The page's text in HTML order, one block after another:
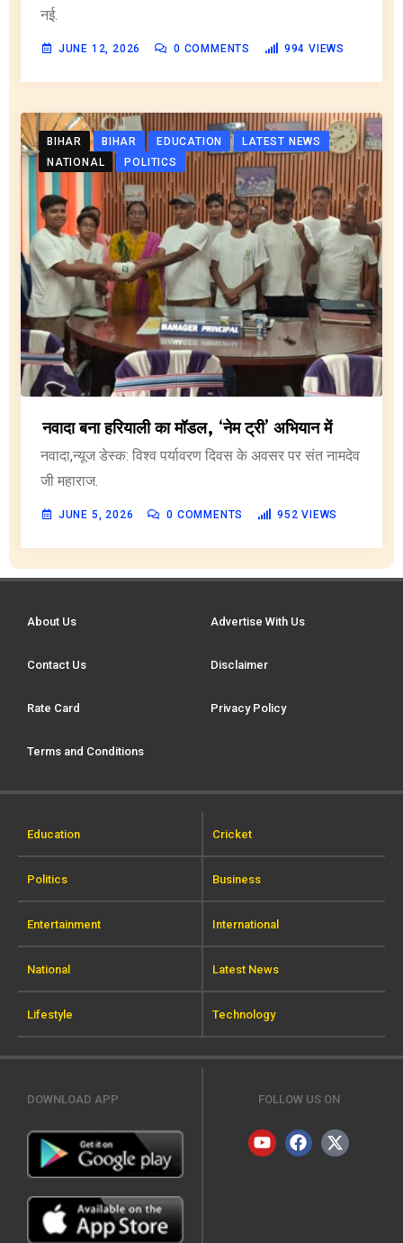
नई.
JUNE 12, 2026 0 COMMENTS 994 VIEWS
BIHAR BIHAR EDUCATION
LATEST NEWS
NATIONAL
POLITICS
नवादा बना हरियाली का मॉडल, ‘नेम ट्री’ अभियान में
नवादा,न्यूज डेस्क: विश्व पर्यावरण दिवस के अवसर पर संत नामदेव
जी महाराज.
JUNE 5, 2026 0 COMMENTS 952 VIEWS
About Us Advertise With Us
Contact Us Disclaimer
Rate Card Privacy Policy
Terms and Conditions
Education Cricket
Politics Business
Entertainment International
National Latest News
Lifestyle Technology
DOWNLOAD APP FOLLOW US ON